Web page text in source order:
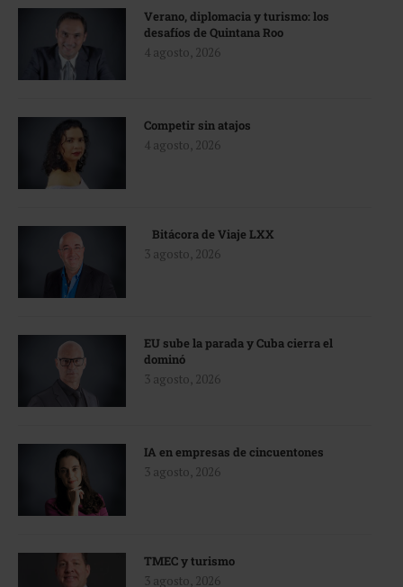
Verano, diplomacia y turismo: los
desafíos de Quintana Roo
4 agosto, 2026
Competir sin atajos
4 agosto, 2026
Bitácora de Viaje LXX
3 agosto, 2026
EU sube la parada y Cuba cierra el
dominó
3 agosto, 2026
IA en empresas de cincuentones
3 agosto, 2026
TMEC y turismo
3 agosto, 2026